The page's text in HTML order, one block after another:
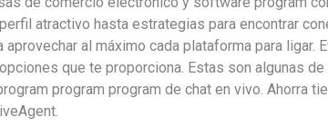
atractivo hasta estrategias para encontrar
al máximo cada plataforma para ligar.
que te proporciona. Estas son algunas
program program de chat en vivo. Ahorra